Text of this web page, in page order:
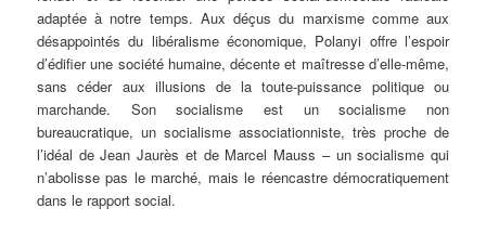
adaptée à notre temps. Aux déçus du marxisme comme aux
désappointés du libéralisme économique, Polanyi offre l’espoir
d’édifier une société humaine, décente et maîtresse d’elle-même,
sans céder aux illusions de la toute-puissance politique ou
marchande. Son socialisme est un socialisme non
bureaucratique, un socialisme associationniste, très proche de
l’idéal de Jean Jaurès et de Marcel Mauss – un socialisme qui
n’abolisse pas le marché, mais le réencastre démocratiquement
dans le rapport social.